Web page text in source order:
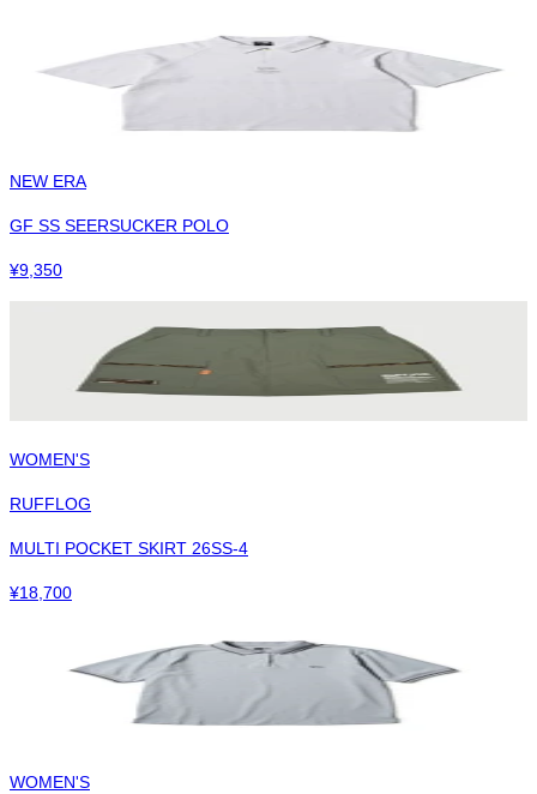
NEW ERA
GF SS SEERSUCKER POLO
¥9,350
WOMEN'S
RUFFLOG
MULTI POCKET SKIRT 26SS-4
¥18,700
WOMEN'S